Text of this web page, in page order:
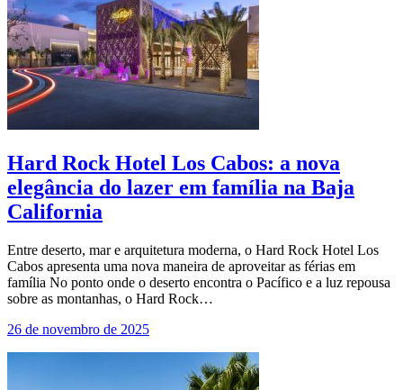
Hard Rock Hotel Los Cabos: a nova
elegância do lazer em família na Baja
California
Entre deserto, mar e arquitetura moderna, o Hard Rock Hotel Los
Cabos apresenta uma nova maneira de aproveitar as férias em
família No ponto onde o deserto encontra o Pacífico e a luz repousa
sobre as montanhas, o Hard Rock…
26 de novembro de 2025